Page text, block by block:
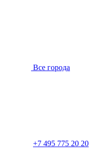
Все города
+7 495 775 20 20